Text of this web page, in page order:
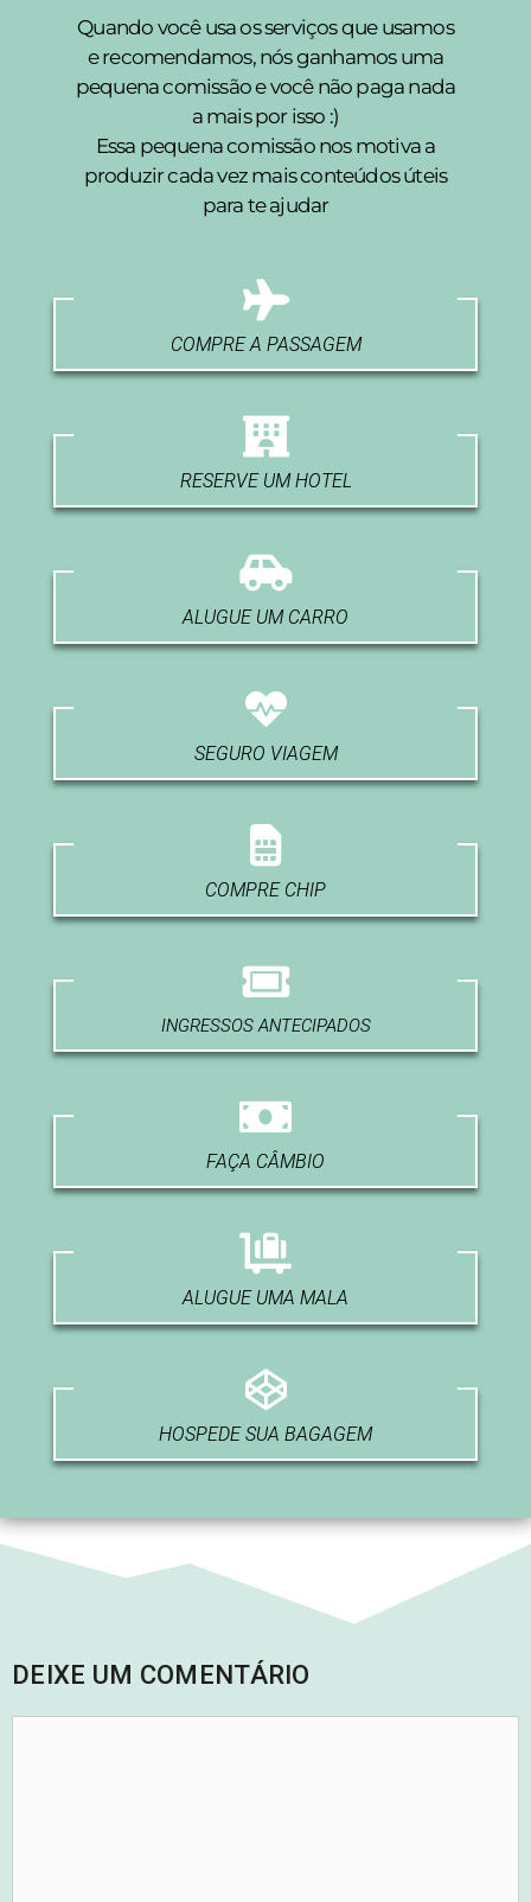
Quando você usa os serviços que usamos
e recomendamos, nós ganhamos uma
pequena comissão e você não paga nada
a mais por isso :)
Essa pequena comissão nos motiva a
produzir cada vez mais conteúdos úteis
para te ajudar
COMPRE A PASSAGEM
RESERVE UM HOTEL
ALUGUE UM CARRO
SEGURO VIAGEM
COMPRE CHIP
INGRESSOS ANTECIPADOS
FAÇA CÂMBIO
ALUGUE UMA MALA
HOSPEDE SUA BAGAGEM
DEIXE UM COMENTÁRIO